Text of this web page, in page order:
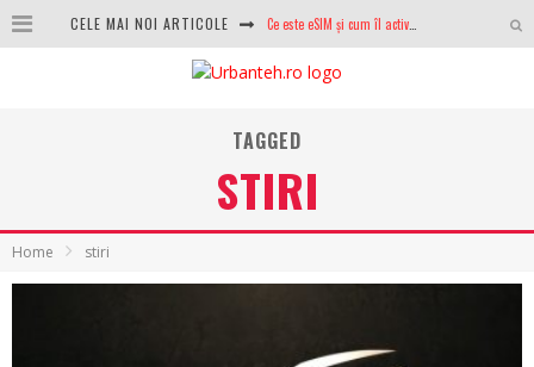
CELE MAI NOI ARTICOLE Ce este eSIM și cum îl activezi pe telefon? Ghid complet pentru Android și iPhone
TAGGED
STIRI
Home stiri